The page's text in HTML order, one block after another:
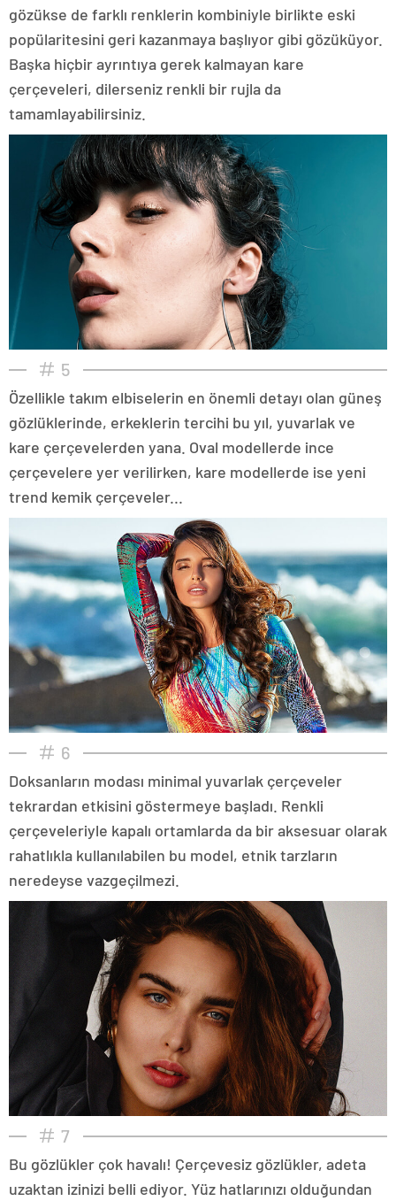
gözükse de farklı renklerin kombiniyle birlikte eski
popülaritesini geri kazanmaya başlıyor gibi gözüküyor.
Başka hiçbir ayrıntıya gerek kalmayan kare
çerçeveleri, dilerseniz renkli bir rujla da
tamamlayabilirsiniz.
5
Özellikle takım elbiselerin en önemli detayı olan güneş
gözlüklerinde, erkeklerin tercihi bu yıl, yuvarlak ve
kare çerçevelerden yana. Oval modellerde ince
çerçevelere yer verilirken, kare modellerde ise yeni
trend kemik çerçeveler...
6
Doksanların modası minimal yuvarlak çerçeveler
tekrardan etkisini göstermeye başladı. Renkli
çerçeveleriyle kapalı ortamlarda da bir aksesuar olarak
rahatlıkla kullanılabilen bu model, etnik tarzların
neredeyse vazgeçilmezi.
7
Bu gözlükler çok havalı! Çerçevesiz gözlükler, adeta
uzaktan izinizi belli ediyor. Yüz hatlarınızı olduğundan